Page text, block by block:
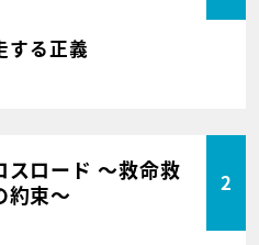
る正義
スロード ～救命救
約束～
2